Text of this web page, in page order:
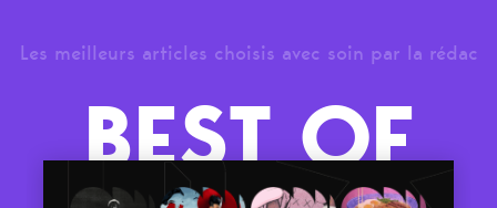
Les meilleurs articles choisis avec soin par la rédac
BEST OF